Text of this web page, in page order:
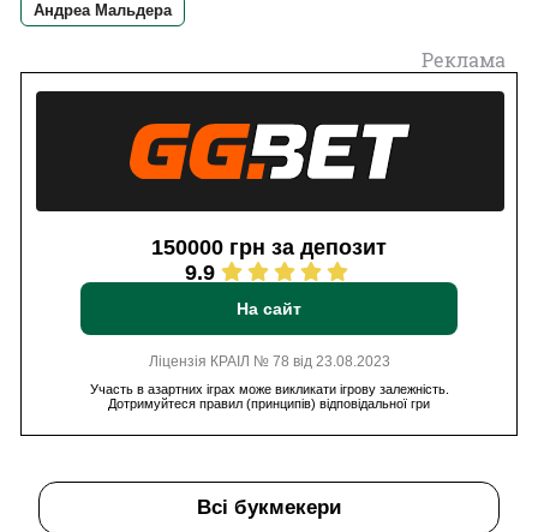
Андреа Мальдера
Реклама
150000 грн за депозит
9.9
На сайт
Ліцензія КРАІЛ № 78 від 23.08.2023
Участь в азартних іграх може викликати ігрову залежність.
Дотримуйтеся правил (принципів) відповідальної гри
Всі букмекери